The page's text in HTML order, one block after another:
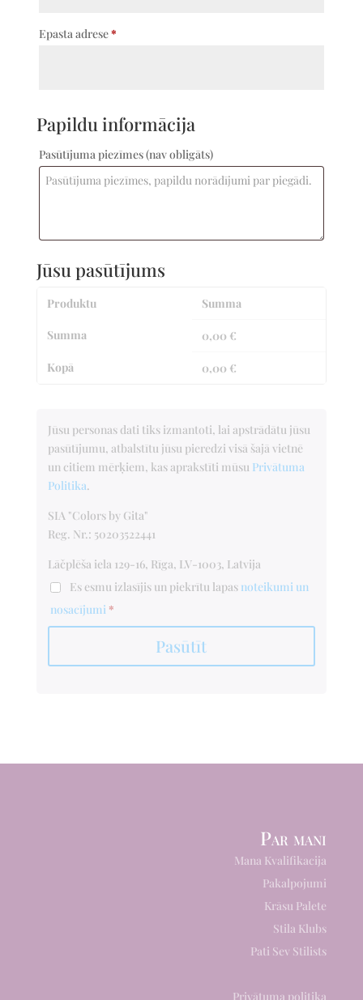
Epasta adrese*
Papildu informācija
Pasūtījuma piezīmes(nav obligāts)
Jūsu pasūtījums
Produktu Summa
Summa 0,00 €
Kopā 0,00 €
Jūsu personas dati tiks izmantoti, lai apstrādātu jūsu
pasūtījumu, atbalstītu jūsu pieredzi visā šajā vietnē
un citiem mērķiem, kas aprakstīti mūsu Privātuma
Politika.
SIA "Colors by Gita"
Reg. Nr.: 50203522441
Lāčplēša iela 129-16, Rīga, LV-1003, Latvija
Es esmu izlasījis un piekrītu lapas noteikumi un
nosacījumi *
Pasūtīt
Par mani
Mana Kvalifikacija
Pakalpojumi
Krāsu Palete
Stila Klubs
Pati Sev Stilists
Privātuma politika